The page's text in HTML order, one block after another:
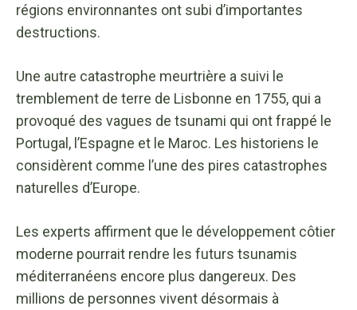
régions environnantes ont subi d’importantes
destructions.
Une autre catastrophe meurtrière a suivi le
tremblement de terre de Lisbonne en 1755, qui a
provoqué des vagues de tsunami qui ont frappé le
Portugal, l’Espagne et le Maroc. Les historiens le
considèrent comme l’une des pires catastrophes
naturelles d’Europe.
Les experts affirment que le développement côtier
moderne pourrait rendre les futurs tsunamis
méditerranéens encore plus dangereux. Des
millions de personnes vivent désormais à